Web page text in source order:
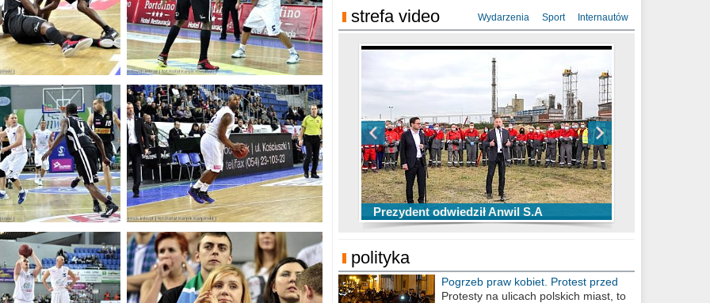
strefa video Wydarzenia Sport Internautów
Prezydent odwiedził Anwil S.A
TOP 10 przechwytów Anwilu Włocławek
w EBL w sezonie 2019/2020
TOP 5 rzutów Anwilu Włocławek w BCL
w sezonie 2019/2020
Ni To Ponk - W oczach mamy strach
sixf33t .Last Year DRONE FOOTAGE
Włocławek
XXIII Sesja Rady Miasta Włocławek VIII
kadencji w dniu 09.06.2020 r.
polityka
Pogrzeb praw kobiet. Protest przed
biurem poselskim PiS
Protesty na ulicach polskich miast, to